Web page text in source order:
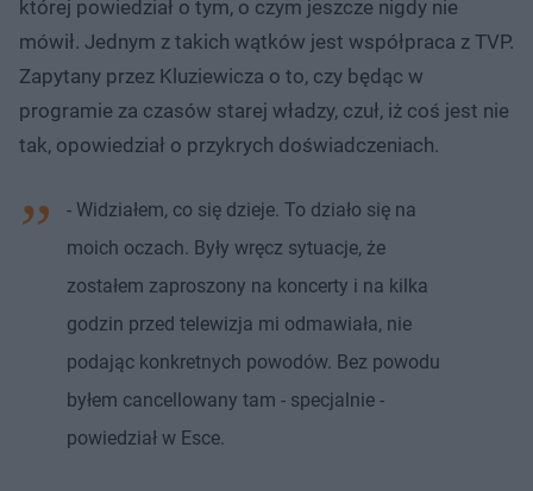
której powiedział o tym, o czym jeszcze nigdy nie
mówił. Jednym z takich wątków jest współpraca z TVP.
Zapytany przez Kluziewicza o to, czy będąc w
programie za czasów starej władzy, czuł, iż coś jest nie
tak, opowiedział o przykrych doświadczeniach.
- Widziałem, co się dzieje. To działo się na
moich oczach. Były wręcz sytuacje, że
zostałem zaproszony na koncerty i na kilka
godzin przed telewizja mi odmawiała, nie
podając konkretnych powodów. Bez powodu
byłem cancellowany tam - specjalnie -
powiedział w Esce.